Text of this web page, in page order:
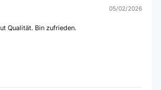
05/02/2026
Qualität. Bin zufrieden.